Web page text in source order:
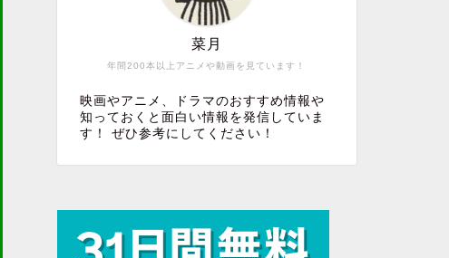
年間200本以上アニメや動画を見ています！
菜月
映画やアニメ、ドラマのおすすめ情報や
知っておくと面白い情報を発信していま
す！ ぜひ参考にしてください！